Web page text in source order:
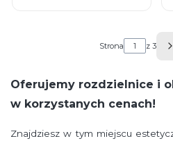
Strona z 3
Oferujemy rozdzielnice i
w korzystanych cenach!
Znajdziesz w tym miejscu